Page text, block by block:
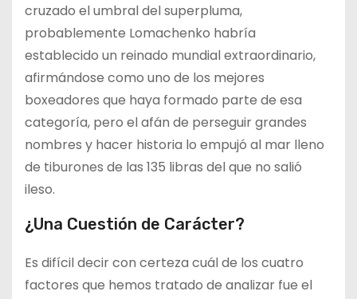
cruzado el umbral del superpluma,
probablemente Lomachenko habría
establecido un reinado mundial extraordinario,
afirmándose como uno de los mejores
boxeadores que haya formado parte de esa
categoría, pero el afán de perseguir grandes
nombres y hacer historia lo empujó al mar lleno
de tiburones de las 135 libras del que no salió
ileso.
¿Una Cuestión de Carácter?
Es difícil decir con certeza cuál de los cuatro
factores que hemos tratado de analizar fue el